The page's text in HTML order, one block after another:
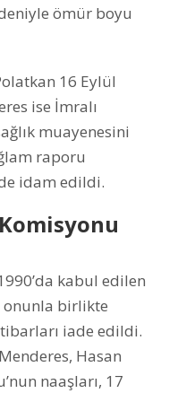
ömür boyu
16 Eylül
ise İmralı
muayenesini
raporu
idam edildi.
kabul edilen
onunla birlikte
iade edildi.
Hasan
naaşları, 17